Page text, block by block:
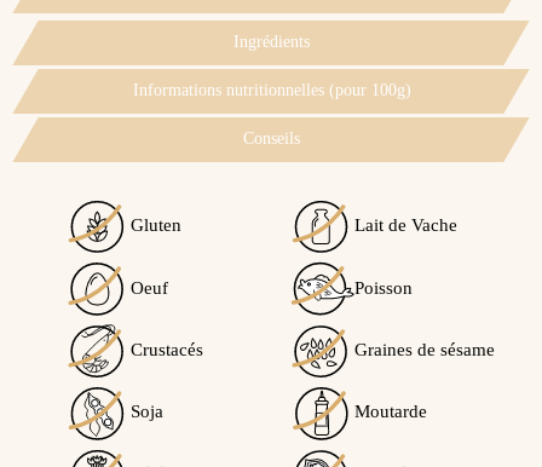
Ingrédients
Informations nutritionnelles (pour 100g)
Conseils
Gluten Lait de Vache
Oeuf Poisson
Crustacés Graines de sésame
Soja Moutarde